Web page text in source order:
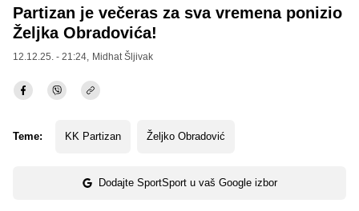
Partizan je večeras za sva vremena ponizio
Željka Obradovića!
12.12.25. - 21:24, Midhat Šljivak
Teme: KK Partizan Željko Obradović
Dodajte SportSport u vaš Google izbor